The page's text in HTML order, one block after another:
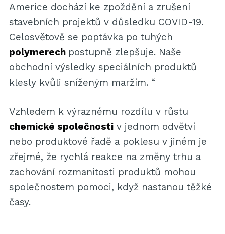
Americe dochází ke zpoždění a zrušení
stavebních projektů v důsledku COVID-19.
Celosvětově se poptávka po tuhých
polymerech postupně zlepšuje. Naše
obchodní výsledky speciálních produktů
klesly kvůli sníženým maržím. “
Vzhledem k výraznému rozdílu v růstu
chemické společnostiv jednom odvětví
nebo produktové řadě a poklesu v jiném je
zřejmé, že rychlá reakce na změny trhu a
zachování rozmanitosti produktů mohou
společnostem pomoci, když nastanou těžké
časy.